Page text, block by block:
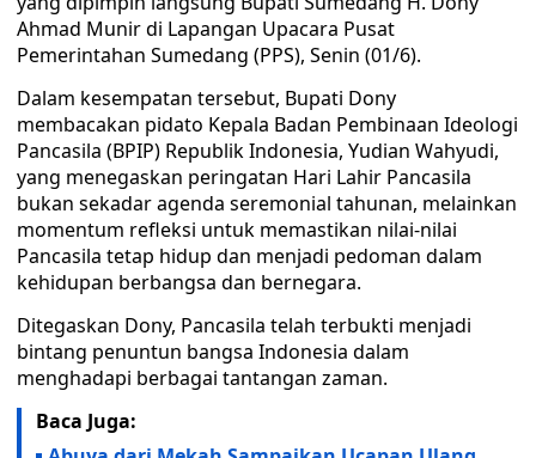
Ahmad Munir di Lapangan Upacara Pusat
Pemerintahan Sumedang (PPS), Senin (01/6).
Dalam kesempatan tersebut, Bupati Dony
membacakan pidato Kepala Badan Pembinaan Ideologi
Pancasila (BPIP) Republik Indonesia, Yudian Wahyudi,
yang menegaskan peringatan Hari Lahir Pancasila
bukan sekadar agenda seremonial tahunan, melainkan
momentum refleksi untuk memastikan nilai-nilai
Pancasila tetap hidup dan menjadi pedoman dalam
kehidupan berbangsa dan bernegara.
Ditegaskan Dony, Pancasila telah terbukti menjadi
bintang penuntun bangsa Indonesia dalam
menghadapi berbagai tantangan zaman.
Baca Juga: